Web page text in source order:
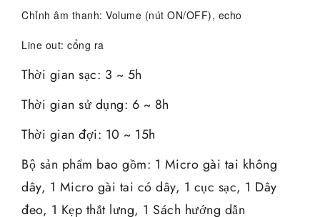
Chỉnh âm thanh: Volume (nút ON/OFF), echo
Line out: cổng ra
Thời gian sạc: 3 ~ 5h
Thời gian sử dụng: 6 ~ 8h
Thời gian đợi: 10 ~ 15h
Bộ sản phẩm bao gồm: 1 Micro gài tai không
dây, 1 Micro gài tai có dây, 1 cục sạc, 1 Dây
đeo, 1 Kẹp thắt lưng, 1 Sách hướng dẫn